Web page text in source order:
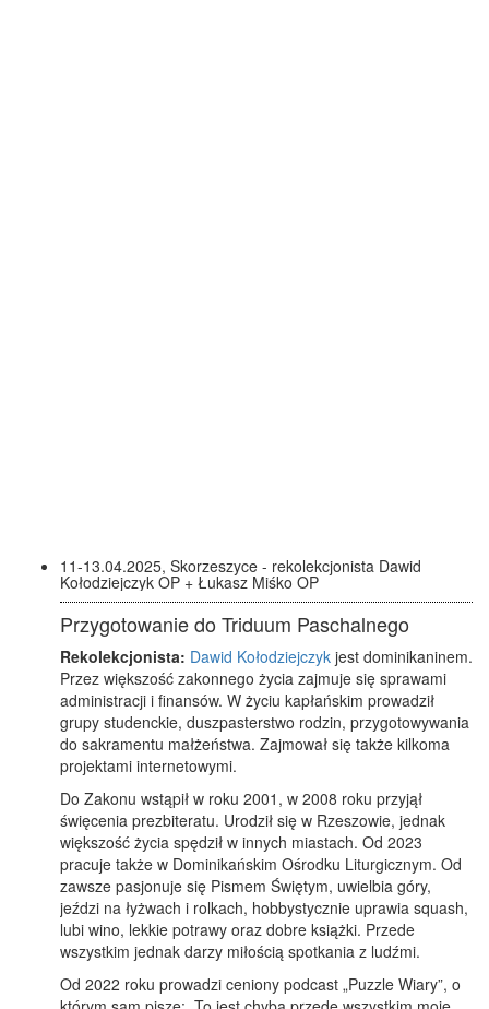
11-13.04.2025, Skorzeszyce - rekolekcjonista Dawid
Kołodziejczyk OP + Łukasz Miśko OP
Przygotowanie do Triduum Paschalnego
Rekolekcjonista: Dawid Kołodziejczyk jest dominikaninem.
Przez większość zakonnego życia zajmuje się sprawami
administracji i finansów. W życiu kapłańskim prowadził
grupy studenckie, duszpasterstwo rodzin, przygotowywania
do sakramentu małżeństwa. Zajmował się także kilkoma
projektami internetowymi.
Do Zakonu wstąpił w roku 2001, w 2008 roku przyjął
święcenia prezbiteratu. Urodził się w Rzeszowie, jednak
większość życia spędził w innych miastach. Od 2023
pracuje także w Dominikańskim Ośrodku Liturgicznym. Od
zawsze pasjonuje się Pismem Świętym, uwielbia góry,
jeździ na łyżwach i rolkach, hobbystycznie uprawia squash,
lubi wino, lekkie potrawy oraz dobre książki. Przede
wszystkim jednak darzy miłością spotkania z ludźmi.
Od 2022 roku prowadzi ceniony podcast „Puzzle Wiary”, o